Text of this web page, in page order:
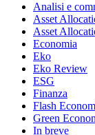
Analisi e
Asset
Asset
Economia
Eko
Eko Review
ESG
Finanza
Flash
Green
In breve